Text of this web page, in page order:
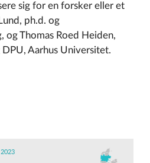
sig for en forsker eller et
ph.d. og
Thomas Roed Heiden,
Aarhus Universitet.